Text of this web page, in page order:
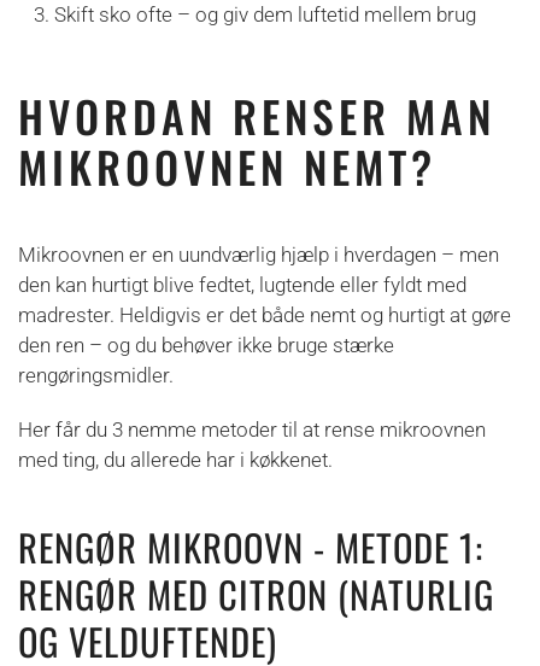
Skift sko ofte – og giv dem luftetid mellem brug
HVORDAN RENSER MAN
MIKROOVNEN NEMT?
Mikroovnen er en uundværlig hjælp i hverdagen – men
den kan hurtigt blive fedtet, lugtende eller fyldt med
madrester. Heldigvis er det både nemt og hurtigt at gøre
den ren – og du behøver ikke bruge stærke
rengøringsmidler.
Her får du 3 nemme metoder til at rense mikroovnen
med ting, du allerede har i køkkenet.
RENGØR MIKROOVN - METODE 1:
RENGØR MED CITRON (NATURLIG
OG VELDUFTENDE)